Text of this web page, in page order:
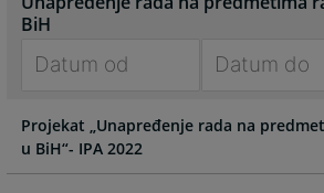
BiH
forward
to
interact
forward
interact
Projekat „Unapređenje rada na
u BiH“- IPA 2022